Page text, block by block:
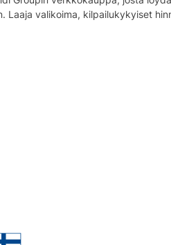
Laaja valikoima, kilpailukykyiset